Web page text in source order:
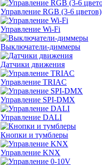
Управление RGB (3-6 цветов)
Управление Wi-Fi
Выключатели-диммеры
Датчики движения
Управление TRIAC
Управление SPI-DMX
Управление DALI
Кнопки и тумблеры
Управление KNX